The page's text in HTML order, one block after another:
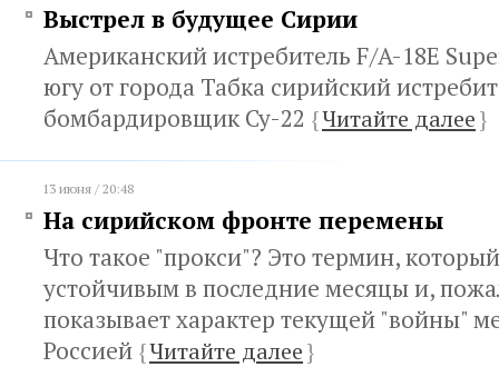
Выстрел в будущее Сирии
Американский истребитель F/A-18E
югу от города Табка сирийский
бомбардировщик Су-22 {Читайте далее}
13 июня / 20:48
На сирийском фронте перемены
Что такое "прокси"? Это термин,
устойчивым в последние месяцы и,
показывает характер текущей "войны"
Россией {Читайте далее}